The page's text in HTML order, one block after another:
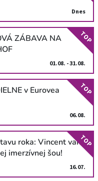
Dnes
ZÁBAVA NA
01.08. - 31.08.
TOP
v Eurovea
06.08.
TOP
roka: Vincent van
imerzívnej šou!
16.07.
TOP